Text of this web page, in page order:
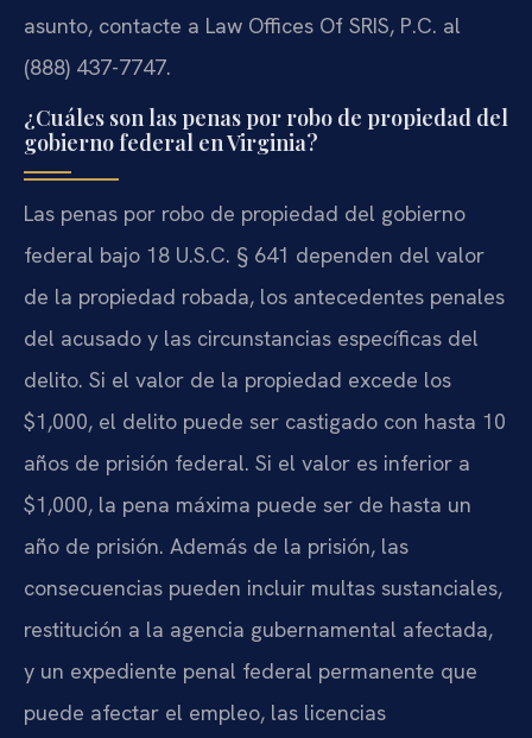
asunto, contacte a Law Offices Of SRIS, P.C. al
(888) 437-7747.
¿Cuáles son las penas por robo de propiedad del
gobierno federal en Virginia?
Las penas por robo de propiedad del gobierno
federal bajo 18 U.S.C. § 641 dependen del valor
de la propiedad robada, los antecedentes penales
del acusado y las circunstancias específicas del
delito. Si el valor de la propiedad excede los
$1,000, el delito puede ser castigado con hasta 10
años de prisión federal. Si el valor es inferior a
$1,000, la pena máxima puede ser de hasta un
año de prisión. Además de la prisión, las
consecuencias pueden incluir multas sustanciales,
restitución a la agencia gubernamental afectada,
y un expediente penal federal permanente que
puede afectar el empleo, las licencias